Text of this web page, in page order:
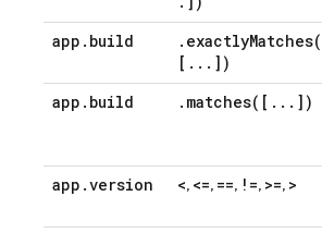
app . build . exactlyMatches(
[ . . . ])
app . build . matches( [ . . . ])
app .version <, <=, ==, !=, >=, >